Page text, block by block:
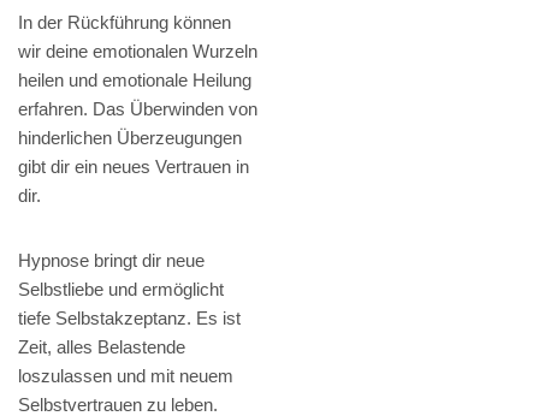
In der Rückführung können
wir deine emotionalen Wurzeln
heilen und emotionale Heilung
erfahren. Das Überwinden von
hinderlichen Überzeugungen
gibt dir ein neues Vertrauen in
dir.
Hypnose bringt dir neue
Selbstliebe und ermöglicht
tiefe Selbstakzeptanz. Es ist
Zeit, alles Belastende
loszulassen und mit neuem
Selbstvertrauen zu leben.